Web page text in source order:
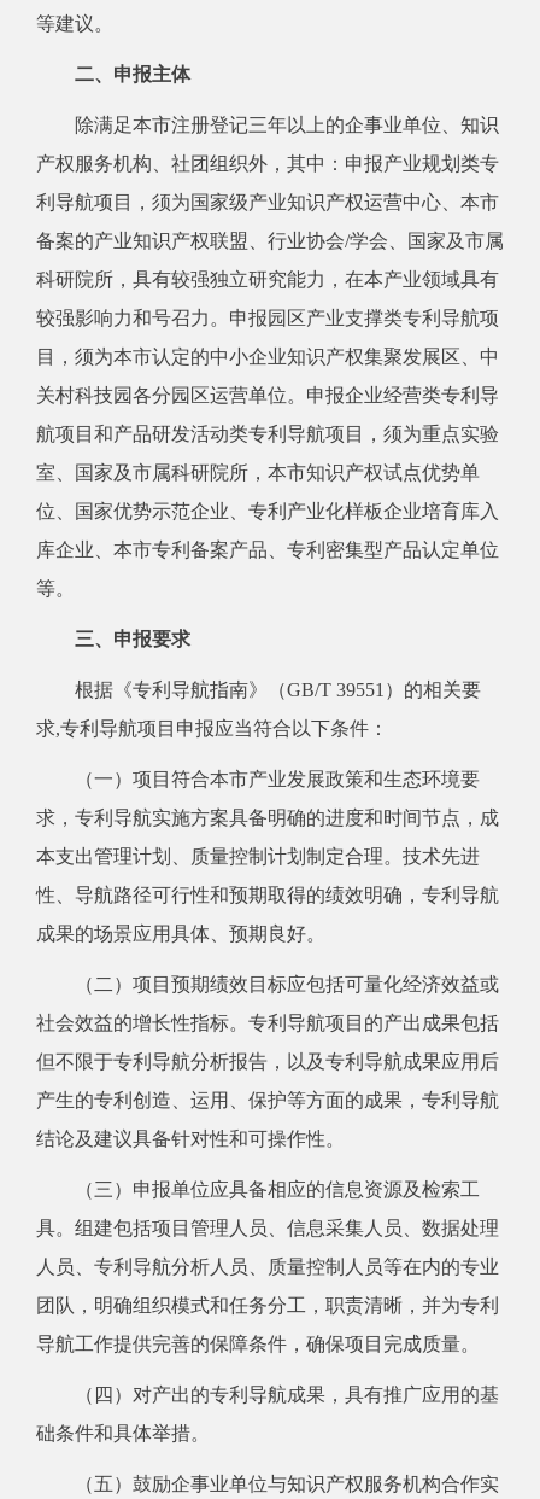
等建议。
二、申报主体
除满足本市注册登记三年以上的企事业单位、知识
产权服务机构、社团组织外，其中：申报产业规划类专
利导航项目，须为国家级产业知识产权运营中心、本市
备案的产业知识产权联盟、行业协会/学会、国家及市属
科研院所，具有较强独立研究能力，在本产业领域具有
较强影响力和号召力。申报园区产业支撑类专利导航项
目，须为本市认定的中小企业知识产权集聚发展区、中
关村科技园各分园区运营单位。申报企业经营类专利导
航项目和产品研发活动类专利导航项目，须为重点实验
室、国家及市属科研院所，本市知识产权试点优势单
位、国家优势示范企业、专利产业化样板企业培育库入
库企业、本市专利备案产品、专利密集型产品认定单位
等。
三、申报要求
根据《专利导航指南》（GB/T 39551）的相关要
求,专利导航项目申报应当符合以下条件：
（一）项目符合本市产业发展政策和生态环境要
求，专利导航实施方案具备明确的进度和时间节点，成
本支出管理计划、质量控制计划制定合理。技术先进
性、导航路径可行性和预期取得的绩效明确，专利导航
成果的场景应用具体、预期良好。
（二）项目预期绩效目标应包括可量化经济效益或
社会效益的增长性指标。专利导航项目的产出成果包括
但不限于专利导航分析报告，以及专利导航成果应用后
产生的专利创造、运用、保护等方面的成果，专利导航
结论及建议具备针对性和可操作性。
（三）申报单位应具备相应的信息资源及检索工
具。组建包括项目管理人员、信息采集人员、数据处理
人员、专利导航分析人员、质量控制人员等在内的专业
团队，明确组织模式和任务分工，职责清晰，并为专利
导航工作提供完善的保障条件，确保项目完成质量。
（四）对产出的专利导航成果，具有推广应用的基
础条件和具体举措。
（五）鼓励企事业单位与知识产权服务机构合作实